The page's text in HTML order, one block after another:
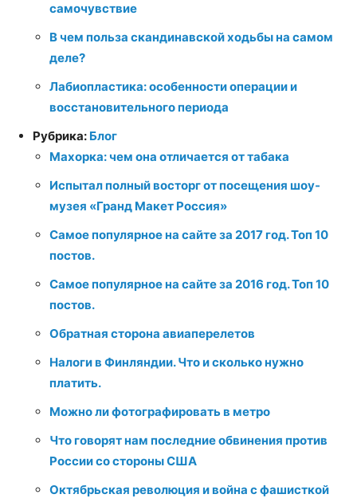
самочувствие
В чем польза скандинавской ходьбы на самом
деле?
Лабиопластика: особенности операции и
восстановительного периода
Рубрика: Блог
Махорка: чем она отличается от табака
Испытал полный восторг от посещения шоу-
музея «Гранд Макет Россия»
Самое популярное на сайте за 2017 год. Топ 10
постов.
Самое популярное на сайте за 2016 год. Топ 10
постов.
Обратная сторона авиаперелетов
Налоги в Финляндии. Что и сколько нужно
платить.
Можно ли фотографировать в метро
Что говорят нам последние обвинения против
России со стороны США
Октябрьская революция и война с фашисткой